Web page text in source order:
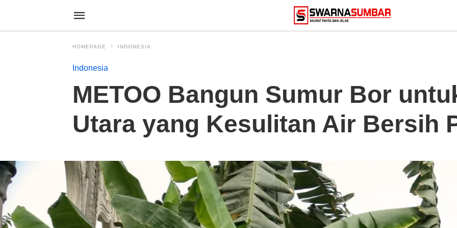
HOMEPAGE INDONESIA
Indonesia
METOO Bangun Sumur Bor
Utara yang Kesulitan Air Bersih